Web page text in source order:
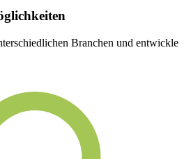
Branchen und entwickle